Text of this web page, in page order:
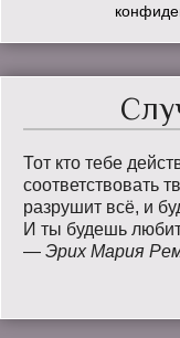
Тот кто тебе
соответствовать
разрушит всё, и
И ты будешь
— Эрих Мария